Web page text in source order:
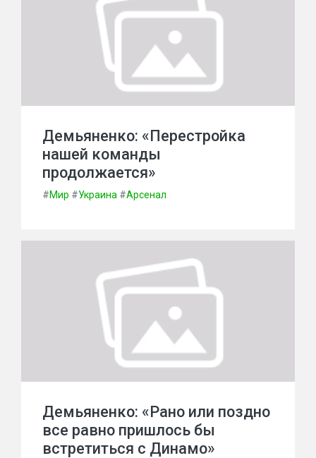
Демьяненко: «Перестройка
нашей команды
продолжается»
#Мир #Украина #Арсенал
Демьяненко: «Рано или поздно
все равно пришлось бы
встретиться с Динамо»